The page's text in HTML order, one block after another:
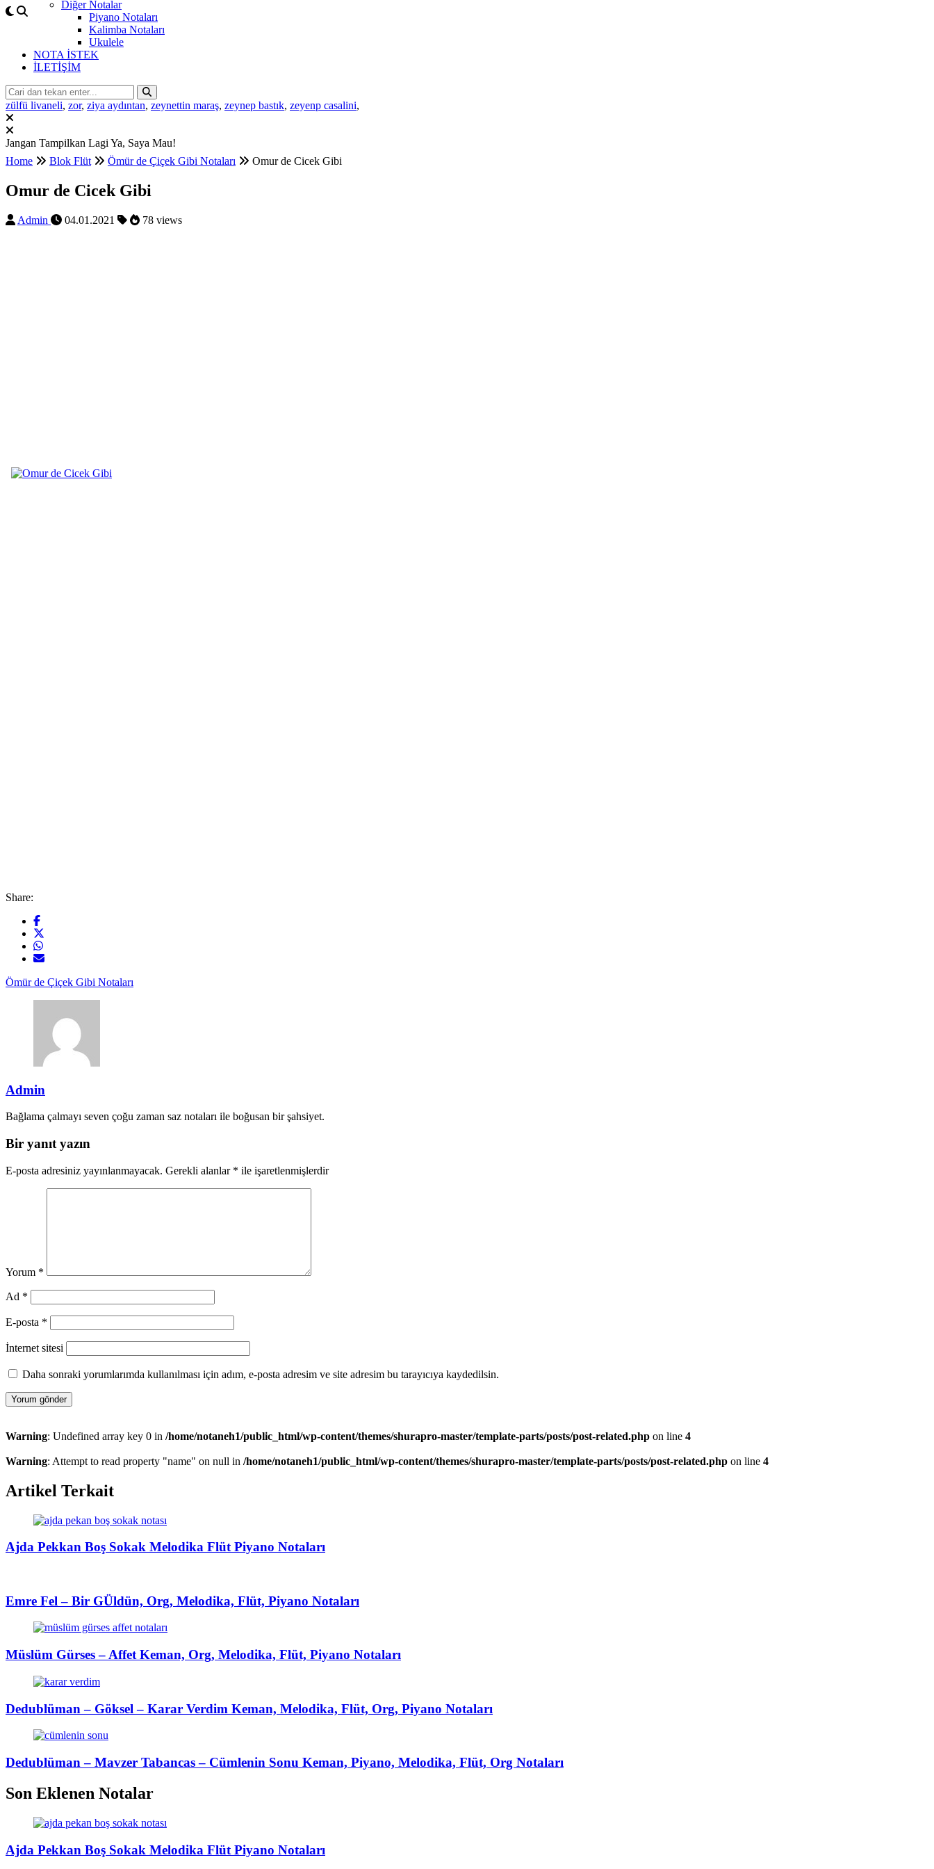
Diğer Notalar
Piyano Notaları
Kalimba Notaları
Ukulele
NOTA İSTEK
İLETİŞİM
zülfü livaneli, zor, ziya aydıntan, zeynettin maraş, zeynep bastık, zeyenp casalini,
Jangan Tampilkan Lagi Ya, Saya Mau!
Home
Blok Flüt Ömür de Çiçek Gibi Notaları Omur de Cicek Gibi
Omur de Cicek Gibi
Admin 04.01.2021 78 views
Share:
Ömür de Çiçek Gibi Notaları
Admin
Bağlama çalmayı seven çoğu zaman saz notaları ile boğusan bir şahsiyet.
Bir yanıt yazın
E-posta adresiniz yayınlanmayacak. Gerekli alanlar * ile işaretlenmişlerdir
Yorum *
Ad *
E-posta *
İnternet sitesi
Daha sonraki yorumlarımda kullanılması için adım, e-posta adresim ve site adresim bu tarayıcıya kaydedilsin.
Warning: Undefined array key 0 in /home/notaneh1/public_html/wp-content/themes/shurapro-master/template-parts/posts/post-related.php on line 4
Warning: Attempt to read property "name" on null in /home/notaneh1/public_html/wp-content/themes/shurapro-master/template-parts/posts/post-related.php on line 4
Artikel Terkait
Ajda Pekkan Boş Sokak Melodika Flüt Piyano Notaları
Emre Fel – Bir GÜldün, Org, Melodika, Flüt, Piyano Notaları
Müslüm Gürses – Affet Keman, Org, Melodika, Flüt, Piyano Notaları
Dedublüman – Göksel – Karar Verdim Keman, Melodika, Flüt, Org, Piyano Notaları
Dedublüman – Mavzer Tabancas – Cümlenin Sonu Keman, Piyano, Melodika, Flüt, Org Notaları
Son Eklenen Notalar
Ajda Pekkan Boş Sokak Melodika Flüt Piyano Notaları